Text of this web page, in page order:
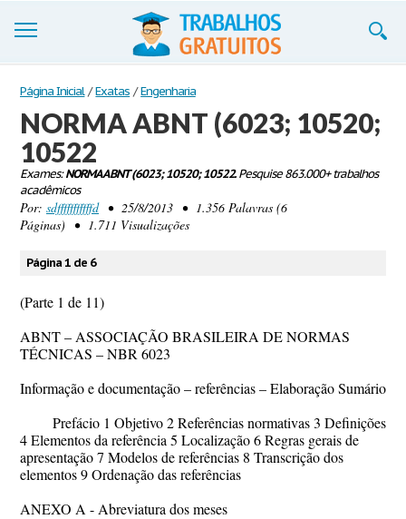
Trabalhos
Cadastre-se
Entre
Blog
Página Inicial / Exatas / Engenharia
NORMA ABNT (6023; 10520;
10522
Exames:NORMA ABNT (6023; 10520; 10522.Pesquise 863.000+ trabalhos
acadêmicos
Por: sdfffffffffffd• 25/8/2013 • 1.356 Palavras (6
Páginas) • 1.711 Visualizações
Página 1 de 6
(Parte 1 de 11)
ABNT – ASSOCIAÇÃO BRASILEIRA DE NORMAS
TÉCNICAS – NBR 6023
Informação e documentação – referências – Elaboração Sumário
Prefácio 1 Objetivo 2 Referências normativas 3 Definições
4 Elementos da referência 5 Localização 6 Regras gerais de
apresentação 7 Modelos de referências 8 Transcrição dos
elementos 9 Ordenação das referências
ANEXO A - Abreviatura dos meses